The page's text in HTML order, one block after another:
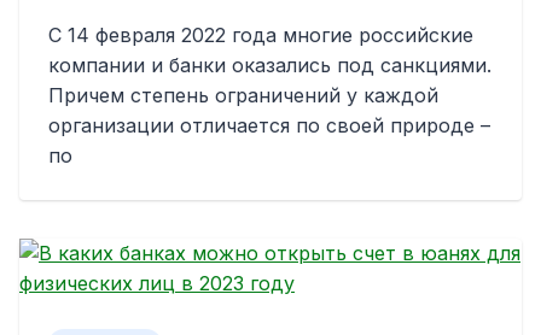
С 14 февраля 2022 года многие российские
компании и банки оказались под санкциями.
Причем степень ограничений у каждой
организации отличается по своей природе –
по